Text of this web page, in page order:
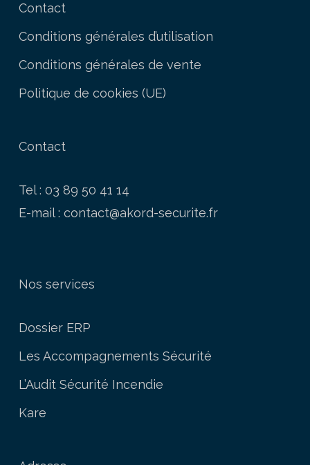
Contact
Conditions générales d’utilisation
Conditions générales de vente
Politique de cookies (UE)
Contact
Tel : 03 89 50 41 14
E-mail : contact@akord-securite.fr
Nos services
Dossier ERP
Les Accompagnements Sécurité
L’Audit Sécurité Incendie
Kare